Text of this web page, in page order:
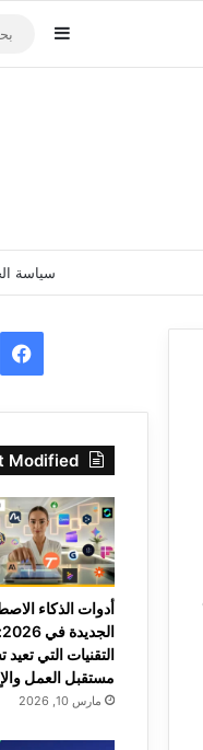
إضافة
سياسة
Modified
أدوات الذكاء
الجديدة في 2026:
التقنيات التي
مستقبل العمل
مارس 10, 2026